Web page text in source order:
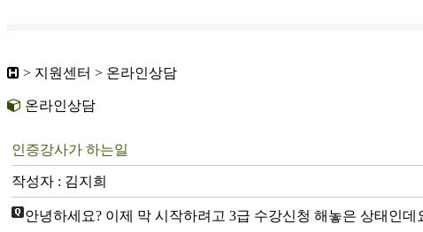
> 지원센터 > 온라인상담
온라인상담
인증강사가 하는일
작성자 : 김지희
안녕하세요? 이제 막 시작하려고 3급 수강신청 해놓은 상태인